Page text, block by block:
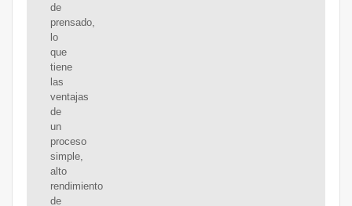
de
prensado,
lo
que
tiene
las
ventajas
de
un
proceso
simple,
alto
rendimiento
de